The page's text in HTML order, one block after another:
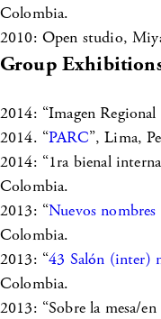
Colombia.
2010: Open studio,
Group
2014: “Imagen
2014. “PARC”, Lima,
2014: “1ra bienal
Colombia.
2013: “Nuevos
Colombia.
2013: “43 Salón (inter)
Colombia.
2013: “Sobre la mesa/